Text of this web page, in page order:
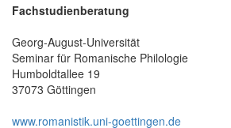
Fachstudienberatung
Georg-August-Universität
Seminar für Romanische Philologie
Humboldtallee 19
37073 Göttingen
www.romanistik.uni-goettingen.de